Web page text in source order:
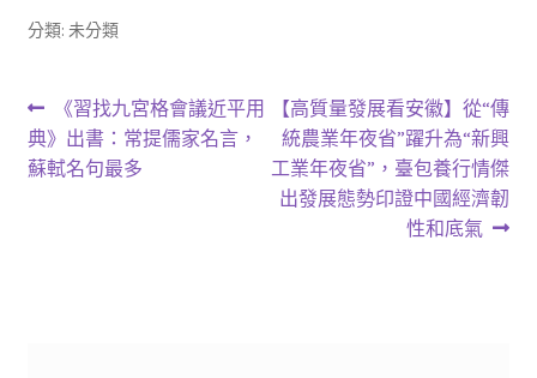
分類: 未分類
文
章
上
一
篇
《習找九宮格會議近平用
典》出書：常提儒家名言，
蘇軾名句最多
下
一
篇
文
【高質量發展看安徽】從“傳
統農業年夜省”躍升為“新興
工業年夜省”，臺包養行情傑
出發展態勢印證中國經濟韌
性和底氣